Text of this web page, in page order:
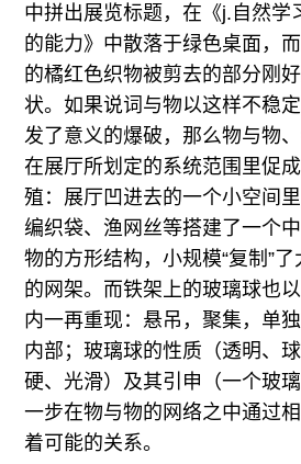
中拼出展览标题，在《j.自然学
的能力》中散落于绿色桌面，
的橘红色织物被剪去的部分刚
状。如果说词与物以这样不稳
发了意义的爆破，那么物与物
在展厅所划定的系统范围里促
殖：展厅凹进去的一个小空间
编织袋、渔网丝等搭建了一个
物的方形结构，小规模“复制”
的网架。而铁架上的玻璃球也
内一再重现：悬吊，聚集，单
内部；玻璃球的性质（透明、
硬、光滑）及其引申（一个玻
一步在物与物的网络之中通过
着可能的关系。